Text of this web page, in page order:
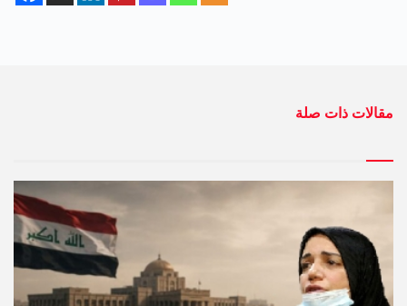
مقالات ذات صلة